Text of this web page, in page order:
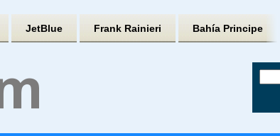
JetBlue Frank Rainieri Bahía Principe